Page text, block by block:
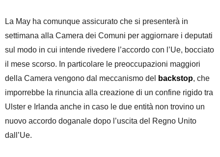
La May ha comunque assicurato che si presenterà in
settimana alla Camera dei Comuni per aggiornare i deputati
sul modo in cui intende rivedere l’accordo con l’Ue, bocciato
il mese scorso. In particolare le preoccupazioni maggiori
della Camera vengono dal meccanismo del
backstop, che
imporrebbe la rinuncia alla creazione di un confine rigido tra
Ulster e Irlanda anche in caso le due entità non trovino un
nuovo accordo doganale dopo l’uscita del Regno Unito
dall’Ue.